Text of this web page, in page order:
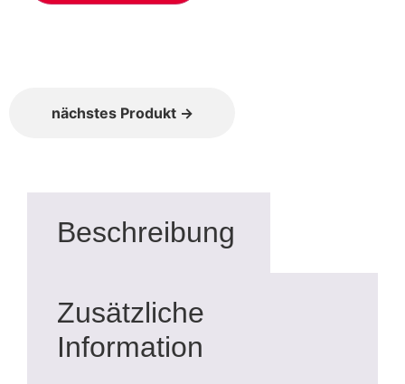
nächstes Produkt →
Beschreibung
Zusätzliche
Information